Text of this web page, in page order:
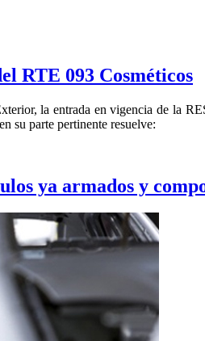
RTE 093 Cosméticos
la entrada en vigencia de
parte pertinente resuelve:
ya armados y